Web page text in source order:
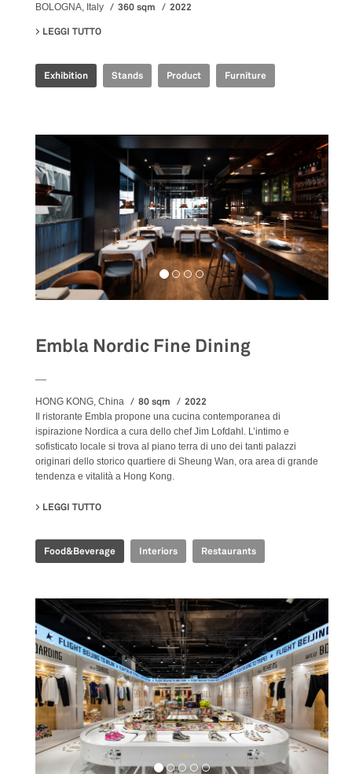
BOLOGNA, Italy 360 sqm
2022
LEGGI TUTTO
Exhibition Stands Product Furniture
Embla Nordic Fine Dining
HONG KONG, China 80 sqm 2022
Il ristorante Embla propone una cucina contemporanea di
ispirazione Nordica a cura dello chef Jim Lofdahl. L’intimo e
sofisticato locale si trova al piano terra di uno dei tanti palazzi
originari dello storico quartiere di Sheung Wan, ora area di grande
tendenza e vitalità a Hong Kong.
LEGGI TUTTO
Food&Beverage Interiors Restaurants